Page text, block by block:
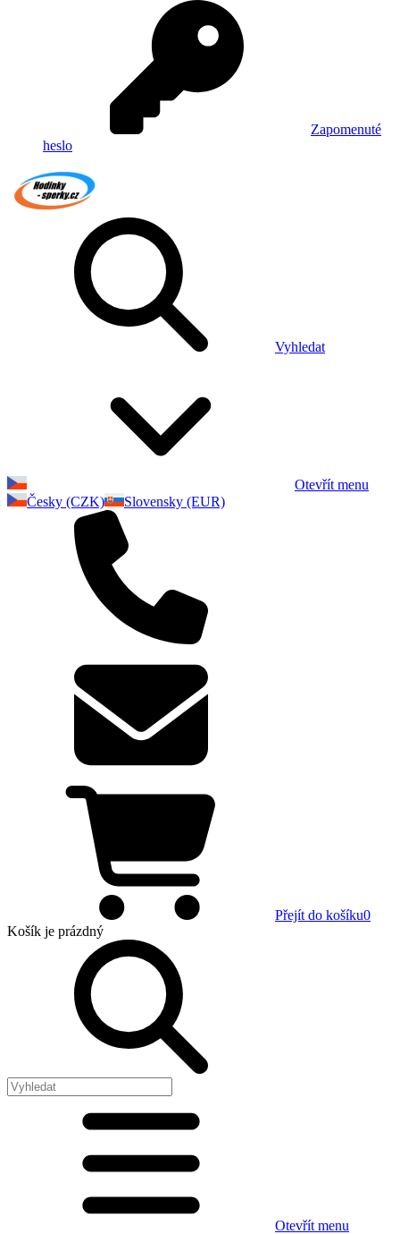
Zapomenuté
heslo
Vyhledat
Otevřít menu
Česky (CZK)
Slovensky (EUR)
Přejít do košíku0
Košík je prázdný
Otevřít menu